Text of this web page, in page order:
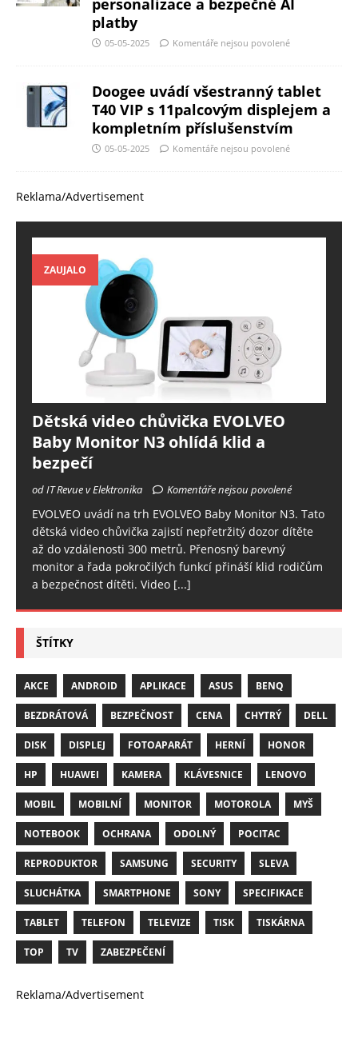
personalizace a bezpečné AI
platby
05-05-2025 Komentáře nejsou povolené
Doogee uvádí všestranný tablet
T40 VIP s 11palcovým displejem a
kompletním příslušenstvím
05-05-2025 Komentáře nejsou povolené
Reklama/Advertisement
ZAUJALO
Dětská video chůvička EVOLVEO
Baby Monitor N3 ohlídá klid a
bezpečí
od IT Revue v Elektronika Komentáře nejsou povolené
EVOLVEO uvádí na trh EVOLVEO Baby Monitor N3. Tato
dětská video chůvička zajistí nepřetržitý dozor dítěte
až do vzdálenosti 300 metrů. Přenosný barevný
monitor a řada pokročilých funkcí přináší klid rodičům
a bezpečnost dítěti. Video [...]
ŠTÍTKY
AKCE ANDROID APLIKACE ASUS BENQ
BEZDRÁTOVÁ BEZPEČNOST CENA CHYTRÝ DELL
DISK DISPLEJ FOTOAPARÁT HERNÍ HONOR
HP HUAWEI KAMERA KLÁVESNICE LENOVO
MOBIL MOBILNÍ MONITOR MOTOROLA MYŠ
NOTEBOOK OCHRANA ODOLNÝ POCITAC
REPRODUKTOR SAMSUNG SECURITY SLEVA
SLUCHÁTKA SMARTPHONE SONY SPECIFIKACE
TABLET TELEFON TELEVIZE TISK TISKÁRNA
TOP TV ZABEZPEČENÍ
Reklama/Advertisement